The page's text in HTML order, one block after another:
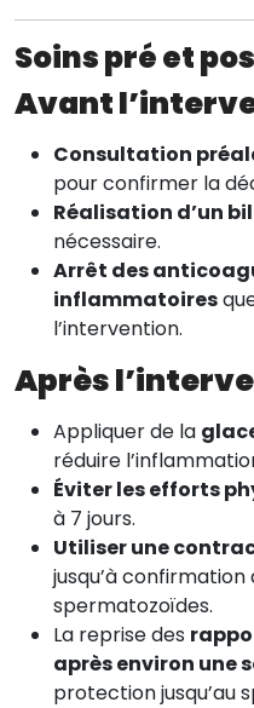
Soins pré et
Avant
Consultation
pour confirmer la
Réalisation d’un
nécessaire.
Arrêt des
inflammatoires
l’intervention.
Après
Appliquer de la
réduire
Éviter les efforts
à 7 jours.
Utiliser une
jusqu’à confirmation
spermatozoïdes.
La reprise des
après environ une
protection jusqu’au